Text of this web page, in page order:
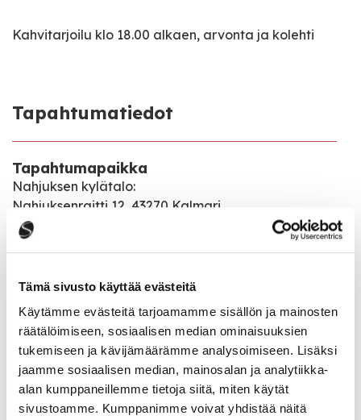
Tämä sivusto käyttää evästeitä
Käytämme evästeitä tarjoamamme sisällön ja mainosten
räätälöimiseen, sosiaalisen median ominaisuuksien
tukemiseen ja kävijämäärämme analysoimiseen. Lisäksi
jaamme sosiaalisen median, mainosalan ja analytiikka-
alan kumppaneillemme tietoja siitä, miten käytät
sivustoamme. Kumppanimme voivat yhdistää näitä
Kahvitarjoilu klo 18.00 alkaen, arvonta ja kolehti
Tapahtumatiedot
Tapahtumapaikka
Nahjuksen kylätalo:
Nahjuksenraitti 12, 43270 Kalmari
(Kalmarintieltä kyltti Sapra 13 ja heti seuraava risteys
vasemmalle).
Katso kaikki tapahtumat
Jaa tapahtuma:
Facebook